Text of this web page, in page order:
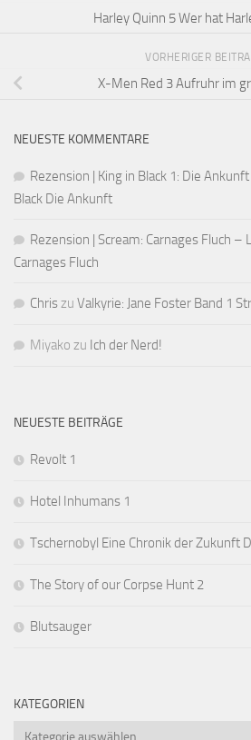
Harley Quinn 5 Wer hat
VORHERIGER
X-Men Red 3 Aufruhr im
NEUESTE KOMMENTARE
Rezension | King in Black 1: Die
Black Die Ankunft
Rezension | Scream: Carnages Fluch –
Carnages Fluch
Chriszu Valkyrie: Jane Foster Band 1
Miyako zu Ich der Nerd!
NEUESTE BEITRÄGE
Revolt 1
Hotel Inhumans 1
Tschernobyl Eine Chronik der Zukunft
The Story of our Corpse Hunt 2
Blutsauger
KATEGORIEN
Kategorien